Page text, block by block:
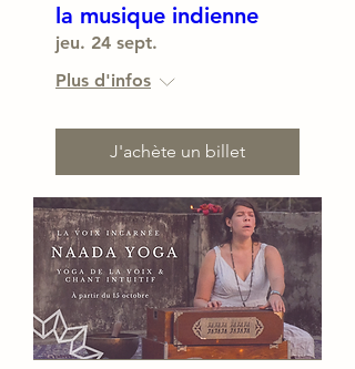
la musique indienne
jeu. 24 sept.
Plus d'infos
J'achète un billet